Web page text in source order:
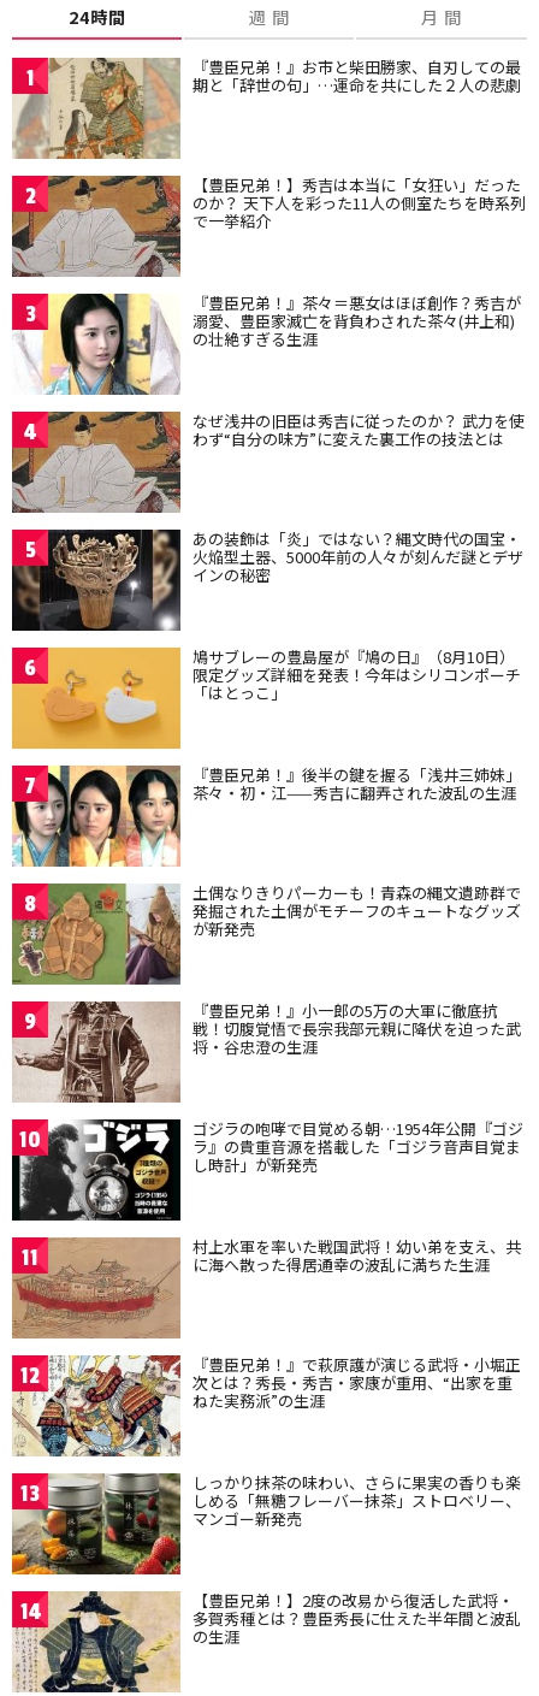
24時間 週 間 月 間
1 『豊臣兄弟！』お市と柴田勝家、自刃しての最
期と「辞世の句」…運命を共にした２人の悲劇
2 【豊臣兄弟！】秀吉は本当に「女狂い」だった
のか？ 天下人を彩った11人の側室たちを時系列
で一挙紹介
3 『豊臣兄弟！』茶々＝悪女はほぼ創作？秀吉が
溺愛、豊臣家滅亡を背負わされた茶々(井上和)
の壮絶すぎる生涯
4 なぜ浅井の旧臣は秀吉に従ったのか？ 武力を使
わず“自分の味方”に変えた裏工作の技法とは
5 あの装飾は「炎」ではない？縄文時代の国宝・
火焔型土器、5000年前の人々が刻んだ謎とデザ
インの秘密
6 鳩サブレーの豊島屋が『鳩の日』（8月10日）
限定グッズ詳細を発表！今年はシリコンポーチ
「はとっこ」
7 『豊臣兄弟！』後半の鍵を握る「浅井三姉妹」
茶々・初・江——秀吉に翻弄された波乱の生涯
8 土偶なりきりパーカーも！青森の縄文遺跡群で
発掘された土偶がモチーフのキュートなグッズ
が新発売
9 『豊臣兄弟！』小一郎の5万の大軍に徹底抗
戦！切腹覚悟で長宗我部元親に降伏を迫った武
将・谷忠澄の生涯
10 ゴジラの咆哮で目覚める朝…1954年公開『ゴジ
ラ』の貴重音源を搭載した「ゴジラ音声目覚ま
し時計」が新発売
11 村上水軍を率いた戦国武将！幼い弟を支え、共
に海へ散った得居通幸の波乱に満ちた生涯
12 『豊臣兄弟！』で萩原護が演じる武将・小堀正
次とは？秀長・秀吉・家康が重用、“出家を重
ねた実務派”の生涯
13 しっかり抹茶の味わい、さらに果実の香りも楽
しめる「無糖フレーバー抹茶」ストロベリー、
マンゴー新発売
14 【豊臣兄弟！】2度の改易から復活した武将・
多賀秀種とは？豊臣秀長に仕えた半年間と波乱
の生涯